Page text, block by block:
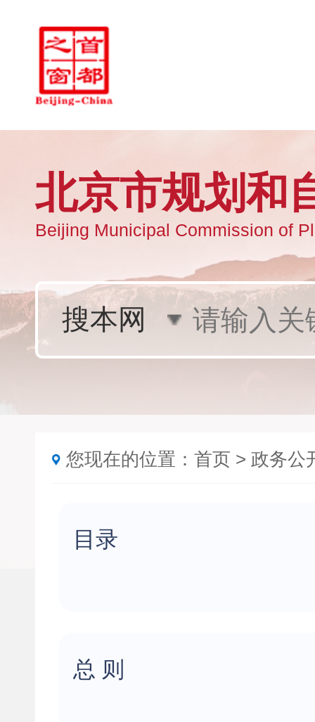
您现在的位置： 首页 > 政务公
目录
总 则